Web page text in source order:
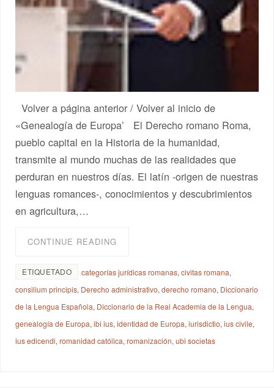
Volver a página anterior / Volver al inicio de
«Genealogía de Europa’ El Derecho romano Roma,
pueblo capital en la Historia de la humanidad,
transmite al mundo muchas de las realidades que
perduran en nuestros días. El latín -origen de nuestras
lenguas romances-, conocimientos y descubrimientos
en agricultura,…
CONTINUE READING
ETIQUETADO categorías jurídicas romanas,civitas romana,
consilium principis, Derecho administrativo,derecho romano, Diccionario
de la Lengua Española, Diccionario de la Real Academia de la Lengua,
genealogía de Europa,ibi ius,identidad de Europa,iurisdictio,ius civile,
ius edicendi,romanidad católica,romanización,ubi societas